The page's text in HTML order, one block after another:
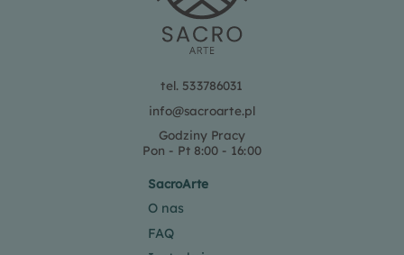
tel. 533786031
info@sacroarte.pl
Godziny Pracy
Pon - Pt 8:00 - 16:00
SacroArte
O nas
FAQ